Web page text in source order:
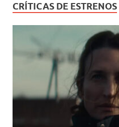
CRÍTICAS DE ESTRENOS